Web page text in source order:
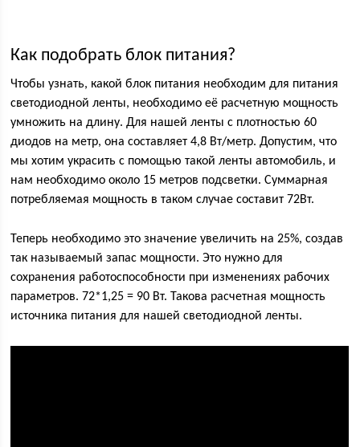
Как подобрать блок питания?
Чтобы узнать, какой блок питания необходим для питания
светодиодной ленты, необходимо её расчетную мощность
умножить на длину. Для нашей ленты с плотностью 60
диодов на метр, она составляет 4,8 Вт/метр. Допустим, что
мы хотим украсить с помощью такой ленты автомобиль, и
нам необходимо около 15 метров подсветки. Суммарная
потребляемая мощность в таком случае составит 72Вт.
Теперь необходимо это значение увеличить на 25%, создав
так называемый запас мощности. Это нужно для
сохранения работоспособности при изменениях рабочих
параметров. 72*1,25 = 90 Вт. Такова расчетная мощность
источника питания для нашей светодиодной ленты.